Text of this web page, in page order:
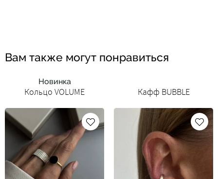
Вам также могут понравиться
Новинка
Кольцо VOLUME Кафф BUBBLE